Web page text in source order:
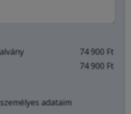
74 900 Ft
74 900 Ft
adataim